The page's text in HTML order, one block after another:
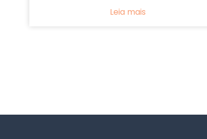
Leia mais